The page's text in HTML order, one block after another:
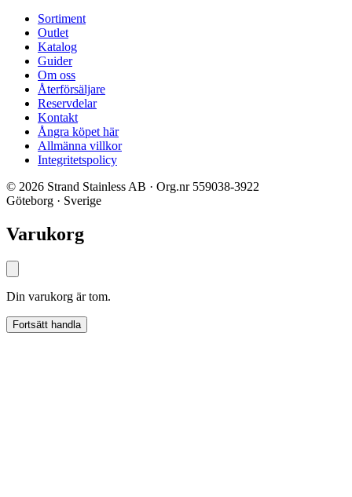
Sortiment
Outlet
Katalog
Guider
Om oss
Återförsäljare
Reservdelar
Kontakt
Ångra köpet här
Allmänna villkor
Integritetspolicy
© 2026 Strand Stainless AB · Org.nr 559038-3922
Göteborg · Sverige
Varukorg
Din varukorg är tom.
Fortsätt handla